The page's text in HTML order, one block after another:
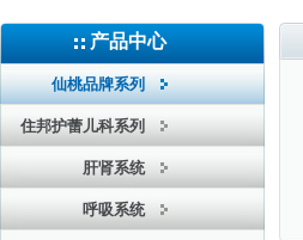
产品中心
仙桃品牌系列
住邦护蕾儿科系列
肝肾系统
呼吸系统